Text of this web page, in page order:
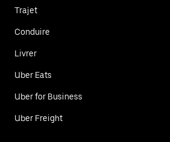
Trajet
Conduire
Livrer
Uber Eats
Uber for Business
Uber Freight